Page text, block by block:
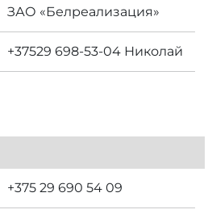
ЗАО «Белреализация»
+37529 698-53-04 Николай
+375 29 690 54 09